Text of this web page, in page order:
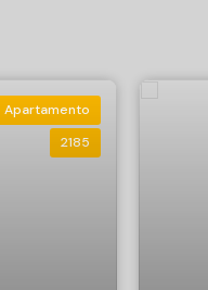
Apartamento
2185